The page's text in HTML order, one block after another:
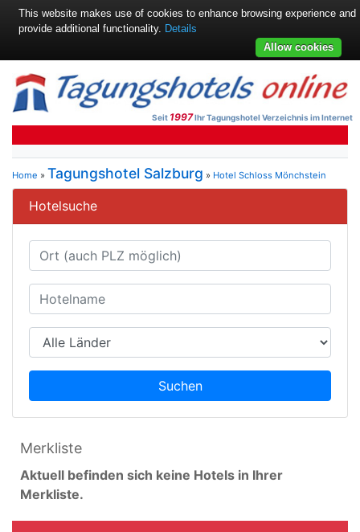
Seit 1997Ihr Tagungshotel Verzeichnis im Internet
Home » Tagungshotel Salzburg » Hotel Schloss Mönchstein
Hotelsuche
Suchen
Merkliste
Aktuell befinden sich keine Hotels in Ihrer
Merkliste.
This website makes use of cookies to enhance browsing experience and
provide additional functionality. Details
Allow cookies